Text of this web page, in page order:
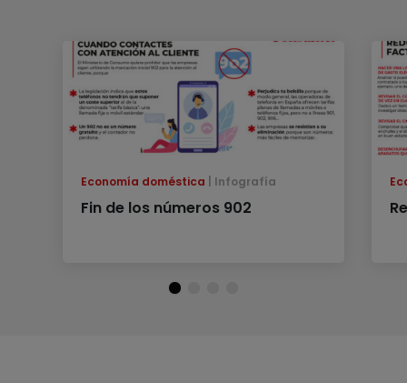
Economía doméstica Infografía
Fin de los números 902